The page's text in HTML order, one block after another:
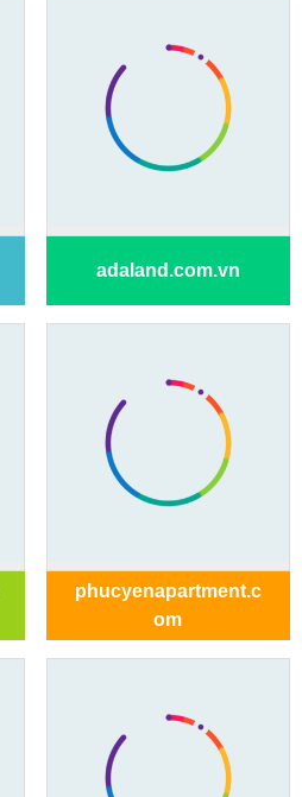
adaland.com.vn
phucyenapartment.c
om